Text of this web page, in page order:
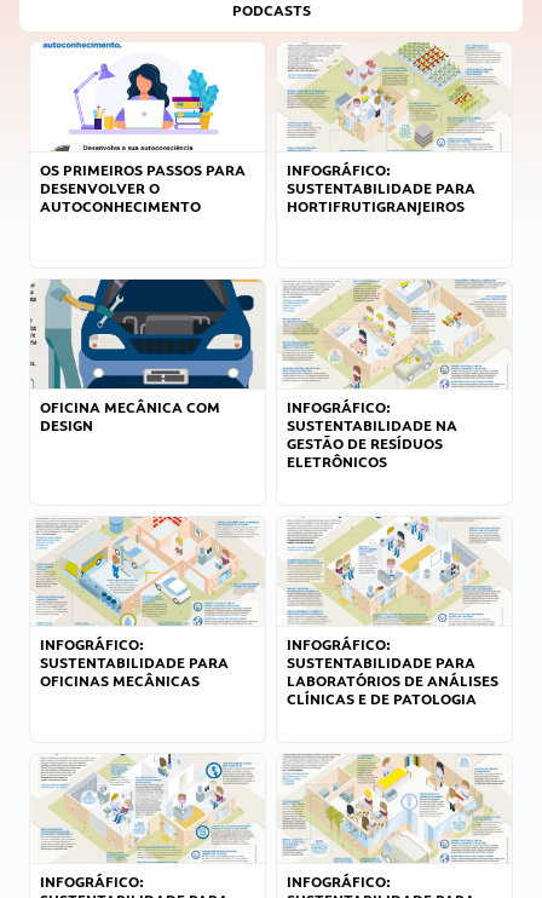
PODCASTS
OS PRIMEIROS PASSOS PARA
DESENVOLVER O
AUTOCONHECIMENTO
INFOGRÁFICO:
SUSTENTABILIDADE PARA
HORTIFRUTIGRANJEIROS
OFICINA MECÂNICA COM
DESIGN
INFOGRÁFICO:
SUSTENTABILIDADE NA
GESTÃO DE RESÍDUOS
ELETRÔNICOS
INFOGRÁFICO:
SUSTENTABILIDADE PARA
OFICINAS MECÂNICAS
INFOGRÁFICO:
SUSTENTABILIDADE PARA
LABORATÓRIOS DE ANÁLISES
CLÍNICAS E DE PATOLOGIA
INFOGRÁFICO:
INFOGRÁFICO: